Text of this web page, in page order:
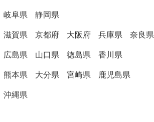
岐阜県 静岡県
滋賀県 京都府 大阪府 兵庫県 奈良県
広島県 山口県 徳島県 香川県
熊本県 大分県 宮崎県 鹿児島県
沖縄県